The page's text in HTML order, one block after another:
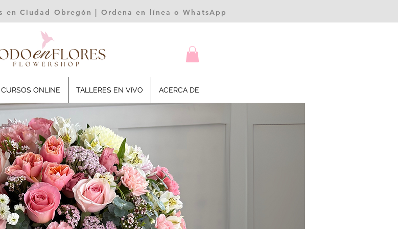
en Ciudad Obregón | Ordena en línea o WhatsApp
CURSOS ONLINE TALLERES EN VIVO ACERCA DE